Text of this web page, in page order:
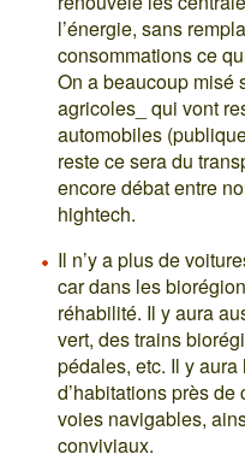
l’énergie, sans
consommations ce
On a beaucoup misé
agricoles_ qui vont
automobiles
reste ce sera du
encore débat entre
hightech.
Il n’y a plus de
car dans les
réhabilité. Il y aura
vert, des trains
pédales, etc. Il y
d’habitations près
voies navigables,
conviviaux.